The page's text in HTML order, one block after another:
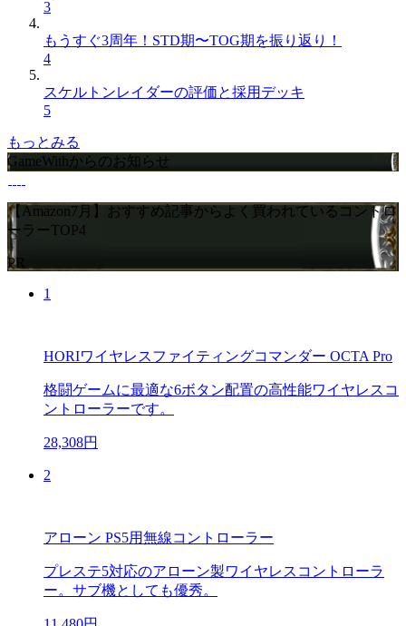
3
もうすぐ3周年！STD期〜TOG期を振り返り！
4
スケルトンレイダーの評価と採用デッキ
5
もっとみる
GameWithからのお知らせ
【Amazon7月】おすすめ記事からよく買われているコントロ
ーラーTOP4
PR
1
HORIワイヤレスファイティングコマンダー OCTA Pro
格闘ゲームに最適な6ボタン配置の高性能ワイヤレスコ
ントローラーです。
28,308円
2
アローン PS5用無線コントローラー
プレステ5対応のアローン製ワイヤレスコントローラ
ー。サブ機としても優秀。